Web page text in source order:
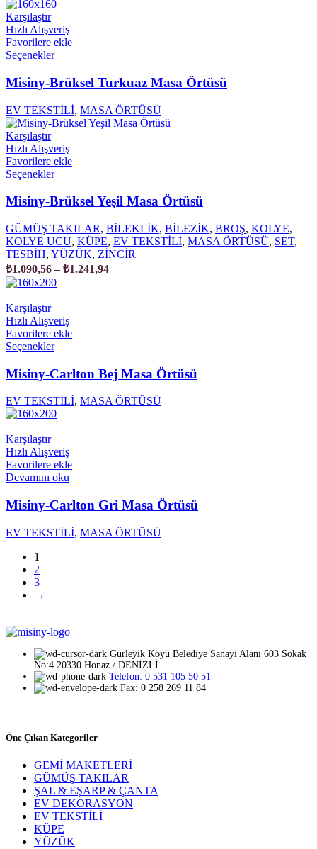
Karşılaştır
Hızlı Alışveriş
Favorilere ekle
Seçenekler
Misiny-Brüksel Turkuaz Masa Örtüsü
EV TEKSTİLİ, MASA ÖRTÜSÜ
Karşılaştır
Hızlı Alışveriş
Favorilere ekle
Seçenekler
Misiny-Brüksel Yeşil Masa Örtüsü
GÜMÜŞ TAKILAR, BİLEKLİK, BİLEZİK, BROŞ, KOLYE,
KOLYE UCU, KÜPE, EV TEKSTİLİ, MASA ÖRTÜSÜ, SET,
TESBİH, YÜZÜK, ZİNCİR
₺1.090,56 –₺1.241,94
Karşılaştır
Hızlı Alışveriş
Favorilere ekle
Seçenekler
Misiny-Carlton Bej Masa Örtüsü
EV TEKSTİLİ, MASA ÖRTÜSÜ
Karşılaştır
Hızlı Alışveriş
Favorilere ekle
Devamını oku
Misiny-Carlton Gri Masa Örtüsü
EV TEKSTİLİ, MASA ÖRTÜSÜ
1
2
3
→
Gürleyik Köyü Belediye Sanayi Alanı 603 Sokak
No:4 20330 Honaz / DENİZLİ
Telefon: 0 531 105 50 51
Fax: 0 258 269 11 84
Öne Çıkan Kategoriler
GEMİ MAKETLERİ
GÜMÜŞ TAKILAR
ŞAL & EŞARP & ÇANTA
EV DEKORASYON
EV TEKSTİLİ
KÜPE
YÜZÜK